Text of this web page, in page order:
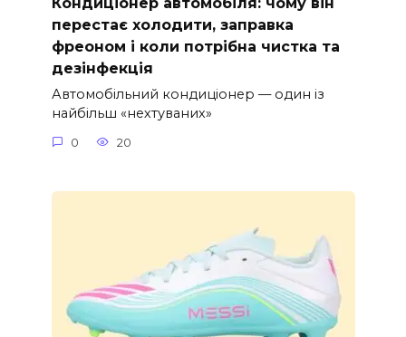
перестає холодити, заправка
фреоном і коли потрібна чистка та
дезінфекція
Автомобільний кондиціонер — один із
найбільш «нехтуваних»
0 20